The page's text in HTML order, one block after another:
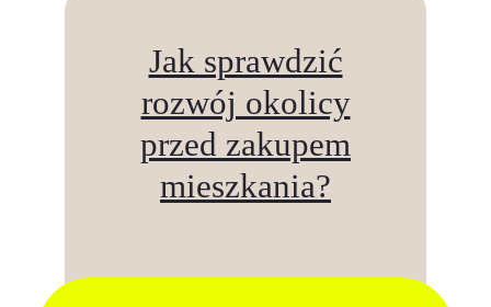
Jak sprawdzić
rozwój okolicy
przed zakupem
mieszkania?